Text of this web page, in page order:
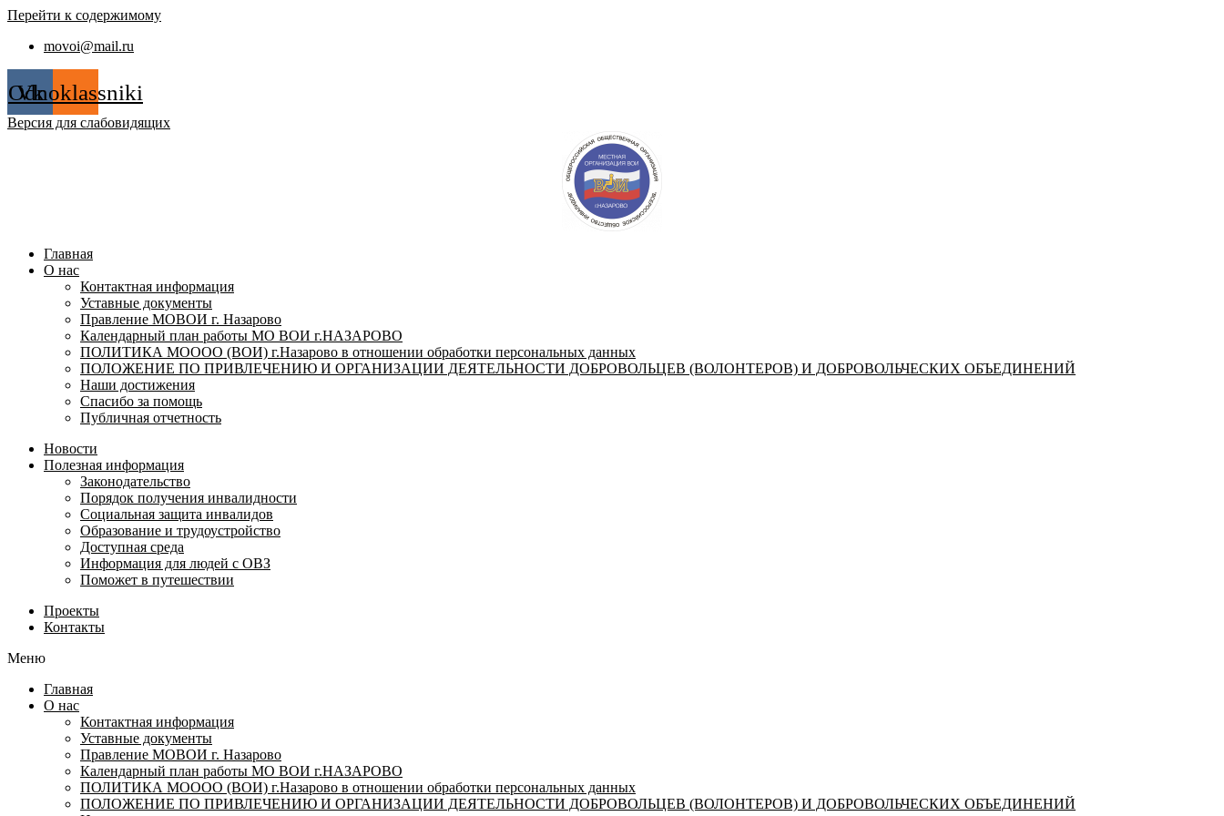
Перейти к содержимому
movoi@mail.ru
Vk
Odnoklassniki
Версия для слабовидящих
Главная
О нас
Контактная информация
Уставные документы
Правление МОВОИ г. Назарово
Календарный план работы МО ВОИ г.НАЗАРОВО
ПОЛИТИКА МОООО (ВОИ) г.Назарово в отношении обработки персональных данных
ПОЛОЖЕНИЕ ПО ПРИВЛЕЧЕНИЮ И ОРГАНИЗАЦИИ ДЕЯТЕЛЬНОСТИ ДОБРОВОЛЬЦЕВ (ВОЛОНТЕРОВ) И ДОБРОВОЛЬЧЕСКИХ ОБЪЕДИНЕНИЙ
Наши достижения
Спасибо за помощь
Публичная отчетность
Новости
Полезная информация
Законодательство
Порядок получения инвалидности
Социальная защита инвалидов
Образование и трудоустройство
Доступная среда
Информация для людей с ОВЗ
Поможет в путешествии
Проекты
Контакты
Меню
Главная
О нас
Контактная информация
Уставные документы
Правление МОВОИ г. Назарово
Календарный план работы МО ВОИ г.НАЗАРОВО
ПОЛИТИКА МОООО (ВОИ) г.Назарово в отношении обработки персональных данных
ПОЛОЖЕНИЕ ПО ПРИВЛЕЧЕНИЮ И ОРГАНИЗАЦИИ ДЕЯТЕЛЬНОСТИ ДОБРОВОЛЬЦЕВ (ВОЛОНТЕРОВ) И ДОБРОВОЛЬЧЕСКИХ ОБЪЕДИНЕНИЙ